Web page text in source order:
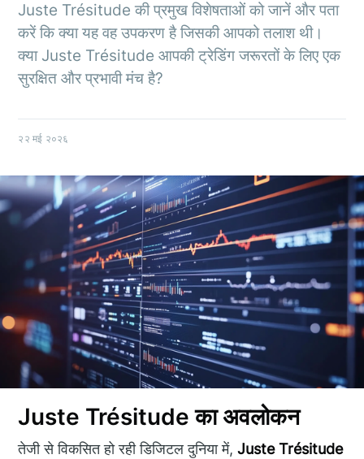
Juste Trésitude की प्रमुख विशेषताओं को जानें और पता
करें कि क्या यह वह उपकरण है जिसकी आपको तलाश थी।
क्या Juste Trésitude आपकी ट्रेडिंग जरूरतों के लिए एक
सुरक्षित और प्रभावी मंच है?
२२ मई २०२६
Juste Trésitude का अवलोकन
तेजी से विकसित हो रही डिजिटल दुनिया में,Juste Trésitude